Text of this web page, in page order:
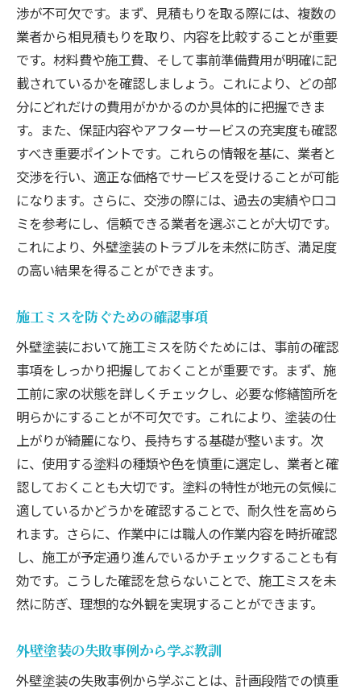
渉が不可欠です。まず、見積もりを取る際には、複数の
業者から相見積もりを取り、内容を比較することが重要
です。材料費や施工費、そして事前準備費用が明確に記
載されているかを確認しましょう。これにより、どの部
分にどれだけの費用がかかるのか具体的に把握できま
す。また、保証内容やアフターサービスの充実度も確認
すべき重要ポイントです。これらの情報を基に、業者と
交渉を行い、適正な価格でサービスを受けることが可能
になります。さらに、交渉の際には、過去の実績や口コ
ミを参考にし、信頼できる業者を選ぶことが大切です。
これにより、外壁塗装のトラブルを未然に防ぎ、満足度
の高い結果を得ることができます。
施工ミスを防ぐための確認事項
外壁塗装において施工ミスを防ぐためには、事前の確認
事項をしっかり把握しておくことが重要です。まず、施
工前に家の状態を詳しくチェックし、必要な修繕箇所を
明らかにすることが不可欠です。これにより、塗装の仕
上がりが綺麗になり、長持ちする基礎が整います。次
に、使用する塗料の種類や色を慎重に選定し、業者と確
認しておくことも大切です。塗料の特性が地元の気候に
適しているかどうかを確認することで、耐久性を高めら
れます。さらに、作業中には職人の作業内容を時折確認
し、施工が予定通り進んでいるかチェックすることも有
効です。こうした確認を怠らないことで、施工ミスを未
然に防ぎ、理想的な外観を実現することができます。
外壁塗装の失敗事例から学ぶ教訓
外壁塗装の失敗事例から学ぶことは、計画段階での慎重